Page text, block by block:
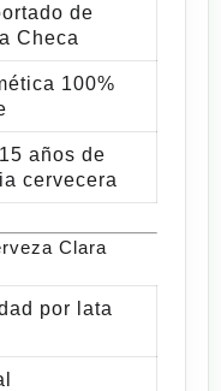
de
Checa
100%
años de
cervecera
Clara
por lata